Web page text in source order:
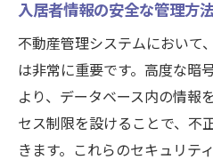
入居者情報の安全な管理方
不動産管理システムにおいて
は非常に重要です。高度な暗
より、データベース内の情報
セス制限を設けることで、不
きます。これらのセキュリテ